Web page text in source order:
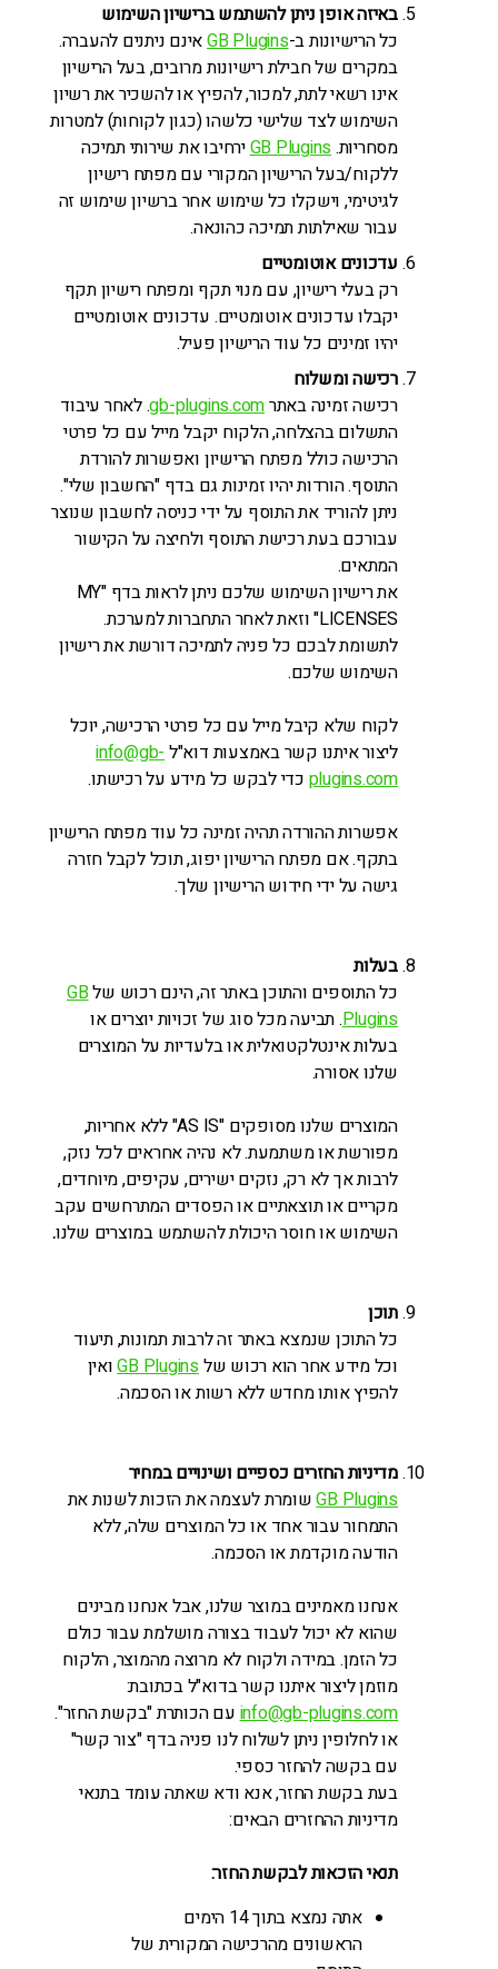
באיזה אופן ניתן להשתמש ברישיון השימוש
כל הרישיונות ב-GB Pluginsאינם ניתנים להעברה.
במקרים של חבילת רישיונות מרובים, בעל הרישיון
אינו רשאי לתת, למכור, להפיץ או להשכיר את רשיון
השימוש לצד שלישי כלשהו (כגון לקוחות) למטרות
מסחריות.GB Pluginsירחיבו את שירותי תמיכה
ללקוח/בעל הרישיון המקורי עם מפתח רישיון
לגיטימי, וישקלו כל שימוש אחר ברשיון שימוש זה
עבור שאילתות תמיכה כהונאה.
עדכונים אוטומטיים
רק בעלי רישיון, עם מנוי תקף ומפתח רישיון תקף
יקבלו עדכונים אוטומטיים. עדכונים אוטומטיים
יהיו זמינים כל עוד הרישיון פעיל.
רכישה ומשלוח
רכישה זמינה באתרgb-plugins.com. לאחר עיבוד
התשלום בהצלחה, הלקוח יקבל מייל עם כל פרטי
הרכישה כולל מפתח הרישיון ואפשרות להורדת
התוסף. הורדות יהיו זמינות גם בדף "החשבון שלי".
ניתן להוריד את התוסף על ידי כניסה לחשבון שנוצר
עבורכם בעת רכישת התוסף ולחיצה על הקישור
המתאים.
את רישיון השימוש שלכם ניתן לראות בדף "MY
LICENSES" וזאת לאחר התחברות למערכת.
לתשומת לבכם כל פניה לתמיכה דורשת את רישיון
השימוש שלכם.
לקוח שלא קיבל מייל עם כל פרטי הרכישה, יוכל
ליצור איתנו קשר באמצעות דוא"לinfo@gb-
plugins.com כדי לבקש כל מידע על רכישתו.
אפשרות ההורדה תהיה זמינה כל עוד מפתח הרישיון
בתקף. אם מפתח הרישיון יפוג, תוכל לקבל חזרה
גישה על ידי חידוש הרישיון שלך.
בעלות
כל התוספים והתוכן באתר זה, הינם רכוש שלGB
Plugins. תביעה מכל סוג של זכויות יוצרים או
בעלות אינטלקטואלית או בלעדיות על המוצרים
שלנו אסורה.
המוצרים שלנו מסופקים "AS IS" ללא אחריות,
מפורשת או משתמעת. לא נהיה אחראים לכל נזק,
לרבות אך לא רק, נזקים ישירים, עקיפים, מיוחדים,
מקריים או תוצאתיים או הפסדים המתרחשים עקב
השימוש או חוסר היכולת להשתמש במוצרים שלנו.
תוכן
כל התוכן שנמצא באתר זה לרבות תמונות, תיעוד
וכל מידע אחר הוא רכוש שלGB Pluginsואין
להפיץ אותו מחדש ללא רשות או הסכמה.
מדיניות החזרים כספיים ושינויים במחיר
GB Pluginsשומרת לעצמה את הזכות לשנות את
התמחור עבור אחד או כל המוצרים שלה, ללא
הודעה מוקדמת או הסכמה.
אנחנו מאמינים במוצר שלנו, אבל אנחנו מבינים
שהוא לא יכול לעבוד בצורה מושלמת עבור כולם
כל הזמן. במידה ולקוח לא מרוצה מהמוצר, הלקוח
מוזמן ליצור איתנו קשר בדוא"ל בכתובת:
info@gb-plugins.comעם הכותרת "בקשת החזר".
או לחלופין ניתן לשלוח לנו פניה בדף "צור קשר"
עם בקשה להחזר כספי.
בעת בקשת החזר, אנא ודא שאתה עומד בתנאי
מדיניות ההחזרים הבאים:
תנאי הזכאות לבקשת החזר:
אתה נמצא בתוך 14 הימים
הראשונים מהרכישה המקורית של